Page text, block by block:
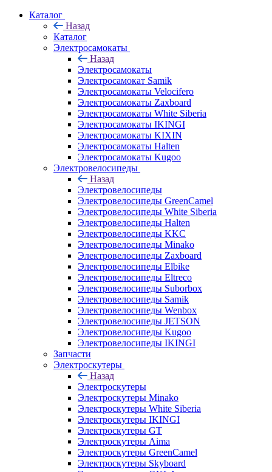
Каталог
Назад
Каталог
Электросамокаты
Назад
Электросамокаты
Электросамокат Samik
Электросамокаты Velocifero
Электросамокаты Zaxboard
Электросамокаты White Siberia
Электросамокаты IKINGI
Электросамокаты KIXIN
Электросамокаты Halten
Электросамокаты Kugoo
Электровелосипеды
Назад
Электровелосипеды
Электровелосипеды GreenCamel
Электровелосипеды White Siberia
Электровелосипеды Halten
Электровелосипеды KKC
Электровелосипеды Minako
Электровелосипеды Zaxboard
Электровелосипеды Elbike
Электровелосипеды Eltreco
Электровелосипеды Suborbox
Электровелосипеды Samik
Электровелосипеды Wenbox
Электровелосипеды JETSON
Электровелосипеды Kugoo
Электровелосипеды IKINGI
Запчасти
Электроскутеры
Назад
Электроскутеры
Электроскутеры Minako
Электроскутеры White Siberia
Электроскутеры IKINGI
Электроскутеры GT
Электроскутеры Aima
Электроскутеры GreenCamel
Электроскутеры Skyboard